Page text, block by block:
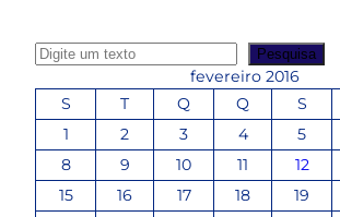
P
q
a
Pesquisa
fevereiro 2016
S
T Q Q S
1
2 3 4 5
8
9 10 11 12
15
16 17 18 19